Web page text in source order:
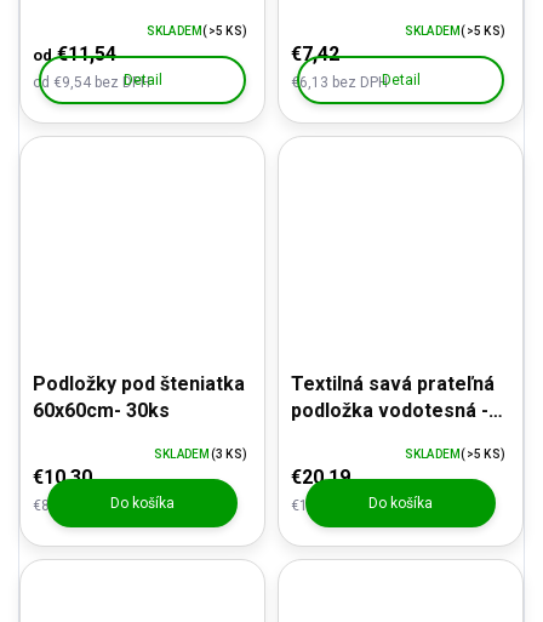
od €9,54 bez DPH
od€11,54
SKLADEM(>5 KS)
Detail €6,13 bez DPH
€7,42
SKLADEM(>5 KS)
Detail
Podložky pod šteniatka
60x60cm- 30ks
€8,51 bez DPH
€10,30
SKLADEM (3 KS)
Do košíka
Textilná savá prateľná
podložka vodotesná -
PREVEDENIE -
pogumovaná, sivá
€16,69 bez DPH
€20,19
SKLADEM(>5 KS)
Do košíka